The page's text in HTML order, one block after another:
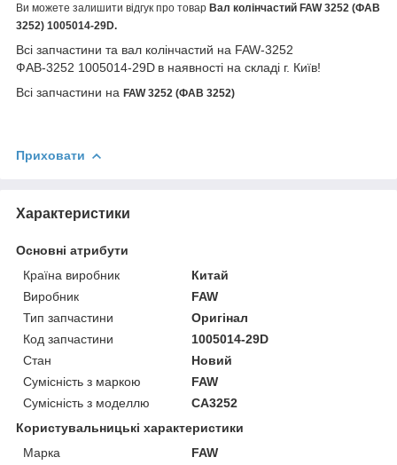
Ви можете залишити відгук про товар Вал колінчастий FAW 3252 (ФАВ
3252) 1005014-29D.
Всі запчастини та вал колінчастий на FAW-3252
ФАВ-3252 1005014-29D в наявності на складі г. Київ!
Всі запчастини на FAW 3252 (ФАВ 3252)
Приховати
Характеристики
Основні атрибути
Країна виробник
Китай
Виробник
FAW
Тип запчастини
Оригінал
Код запчастини
1005014-29D
Стан
Новий
Сумісність з маркою
FAW
Сумісність з моделлю
CA3252
Користувальницькі характеристики
Марка
FAW